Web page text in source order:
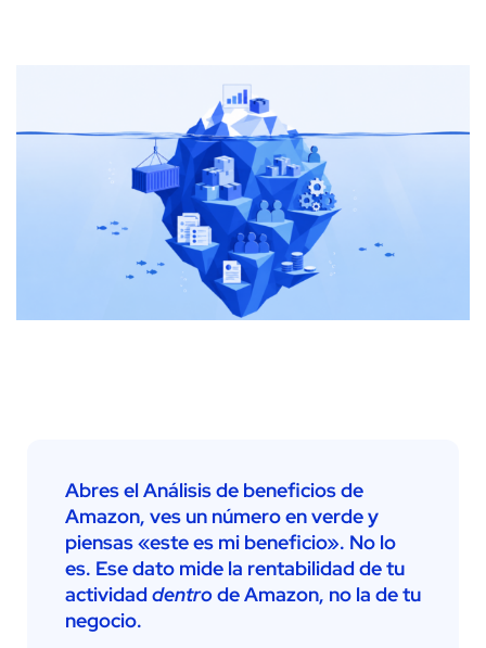
Abres el Análisis de beneficios de
Amazon, ves un número en verde y
piensas «este es mi beneficio». No lo
es. Ese dato mide la rentabilidad de tu
actividaddentrode Amazon, no la de tu
negocio.